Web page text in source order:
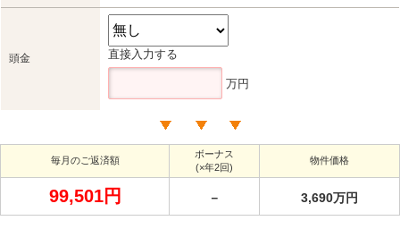
頭金 直接入力する
万円
毎月のご返済額
ボーナス
(×年2回)
物件価格
99,501円 － 3,690万円